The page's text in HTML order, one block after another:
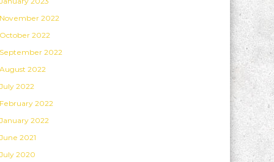
2022
2022
2022
2022
2022
2022
2022
2021
2020